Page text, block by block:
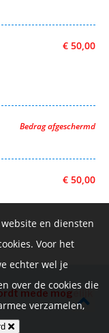
€ 50,00
Bedrag afgeschermd
€ 50,00
mede mogelijk
en diensten
Voor het
echter wel je
over de cookies die
verzamelen,